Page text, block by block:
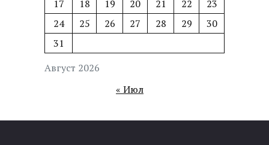
Август 2026
17
18 19 20 21 22
23
24
25 26 27 28 29
30
31
« Июл